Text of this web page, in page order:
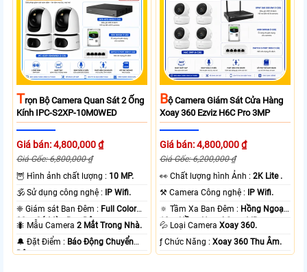
TRọn Bộ Camera Quan Sát 2 Ống
Kính IPC-S2XP-10M0WED
Giá bán: 4,800,000 ₫
Giá Gốc: 6,800,000 ₫
🦉 Hình ảnh chất lượng : 10 MP.
🕉️ Sử dụng công nghệ :
IP Wifi.
❈ Giám sát Ban Đêm : Full Color
20m Có Màu Ban Ðêm.
🐜 Mẫu Camera2 Mắt Trong Nhà.
️🔔 Đặt Điểm : Báo Động Chuyển
Động.
BỘ Camera Giám Sát Cửa Hàng
Xoay 360 Ezviz H6C Pro 3MP
Giá bán: 4,800,000 ₫
Giá Gốc: 6,200,000 ₫
️👀 Chất lượng hình Ảnh :2K Lite .
⚒ Camera Công nghệ :
IP Wifi.
🔅 Tầm Xa Ban Đêm : Hồng Ngoại
10m Hồng Ngoại Smart IR.
💦 Loại CameraXoay 360.
️ƒ Chức Năng :Xoay 360 Thu Âm.